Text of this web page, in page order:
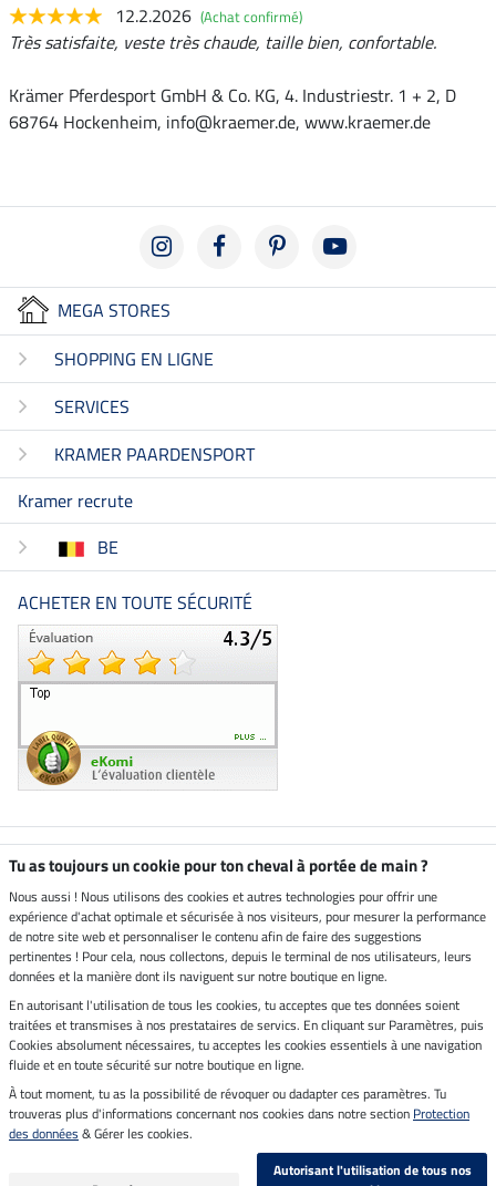
12.2.2026 (Achat confirmé)
Très satisfaite, veste très chaude, taille bien, confortable.
Krämer Pferdesport GmbH & Co. KG, 4. Industriestr. 1 + 2, D
68764 Hockenheim, info@kraemer.de, www.kraemer.de
MEGA STORES
SHOPPING EN LIGNE
SERVICES
KRAMER PAARDENSPORT
Kramer recrute
BE
ACHETER EN TOUTE SÉCURITÉ
Boutique climatiquement
neutre
Livraison par
Paiement sécurisé
Mentions légales
Dernière actualisation le 06.08.2026 à 14:39
Tu as toujours un cookie pour ton cheval à portée de main ?
Nous aussi ! Nous utilisons des cookies et autres technologies pour offrir une
expérience d'achat optimale et sécurisée à nos visiteurs, pour mesurer la performance
de notre site web et personnaliser le contenu afin de faire des suggestions
pertinentes ! Pour cela, nous collectons, depuis le terminal de nos utilisateurs, leurs
données et la manière dont ils naviguent sur notre boutique en ligne.
En autorisant l'utilisation de tous les cookies, tu acceptes que tes données soient
traitées et transmises à nos prestataires de servics. En cliquant sur Paramètres, puis
Cookies absolument nécessaires, tu acceptes les cookies essentiels à une navigation
fluide et en toute sécurité sur notre boutique en ligne.
À tout moment, tu as la possibilité de révoquer ou dadapter ces paramètres. Tu
trouveras plus d'informations concernant nos cookies dans notre section Protection
des données & Gérer les cookies.
Autorisant l'utilisation de tous nos